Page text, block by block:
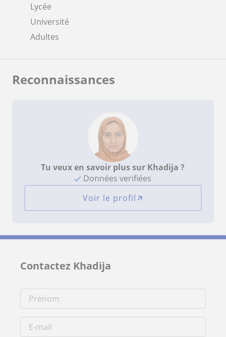
Lycée
Université
Adultes
Reconnaissances
Tu veux en savoir plus sur Khadija ?
Données verifiées
Voir le profil
Contactez Khadija